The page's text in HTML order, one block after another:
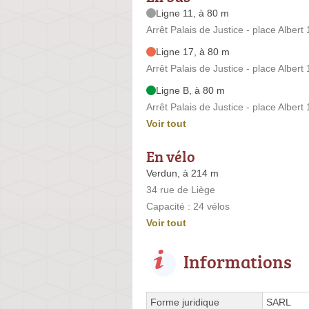
Ligne 11, à 80 m
Arrêt Palais de Justice - place Albert
Ligne 17, à 80 m
Arrêt Palais de Justice - place Albert
Ligne B, à 80 m
Arrêt Palais de Justice - place Albert
Voir tout
En vélo
Verdun, à 214 m
34 rue de Liège
Capacité : 24 vélos
Voir tout
Informations
Forme juridique SARL